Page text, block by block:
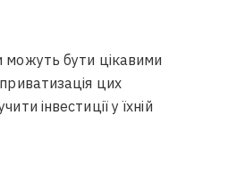
можуть бути цікавими
цих
інвестиції у їхній